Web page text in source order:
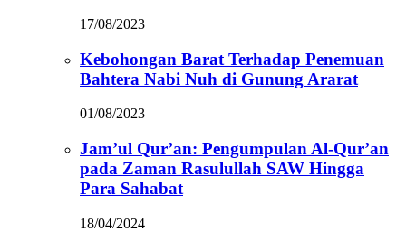
17/08/2023
Kebohongan Barat Terhadap Penemuan
Bahtera Nabi Nuh di Gunung Ararat
01/08/2023
Jam’ul Qur’an: Pengumpulan Al-Qur’an
pada Zaman Rasulullah SAW Hingga
Para Sahabat
18/04/2024